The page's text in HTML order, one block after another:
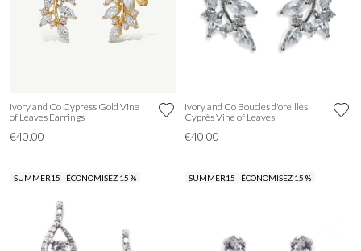
Ivory and Co Cypress Gold Vine
of Leaves Earrings
€40.00
Ivory and Co Boucles d'oreilles
Cyprès Vine of Leaves
€40.00
SUMMER15 - ÉCONOMISEZ 15 % SUMMER15 - ÉCONOMISEZ 15 %